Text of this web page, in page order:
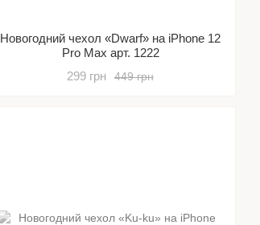
Новогодний чехол «Dwarf» на iPhone 12
Pro Max арт. 1222
449 грн
299 грн